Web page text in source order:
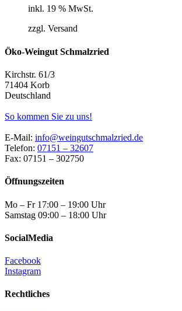
inkl. 19 % MwSt.
zzgl. Versand
Öko-Weingut Schmalzried
Kirchstr. 61/3
71404 Korb
Deutschland
So kommen Sie zu uns!
E-Mail: info@weingutschmalzried.de
Telefon: 07151 – 32607
Fax: 07151 – 302750
Öffnungszeiten
Mo – Fr 17:00 – 19:00 Uhr
Samstag 09:00 – 18:00 Uhr
SocialMedia
Facebook
Instagram
Rechtliches